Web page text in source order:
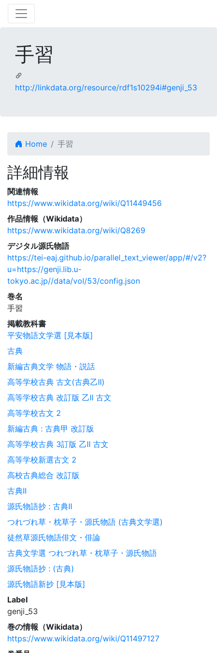
手習
http://linkdata.org/resource/rdf1s10294i#genji_53
Home 手習
詳細情報
関連情報
https://www.wikidata.org/wiki/Q11449456
作品情報（Wikidata）
https://www.wikidata.org/wiki/Q8269
デジタル源氏物語
https://tei-eaj.github.io/parallel_text_viewer/app/#/v2?
u=https://genji.lib.u-
tokyo.ac.jp//data/vol/53/config.json
巻名
手習
掲載教科書
平安物語文学選 [見本版]
古典
新編古典文学 物語・説話
高等学校古典 古文(古典乙II)
高等学校古典 改訂版 乙II 古文
高等学校古文 2
新編古典 : 古典甲 改訂版
高等学校古典 3訂版 乙II 古文
高等学校新選古文 2
高校古典総合 改訂版
古典II
源氏物語抄 : 古典II
つれづれ草・枕草子・源氏物語 (古典文学選)
徒然草源氏物語俳文・俳論
古典文学選 つれづれ草・枕草子・源氏物語
源氏物語抄 : (古典)
源氏物語新抄 [見本版]
Label
genji_53
巻の情報（Wikidata）
https://www.wikidata.org/wiki/Q11497127